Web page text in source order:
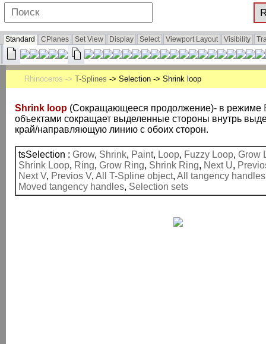
Standard CPlanes Set View Display Select Viewport Layout Visibility
Rhinoceros -> T-Splines -> Selection -> Shrink loop
Shrink loop (Сокращающееся продолжение)- в режиме
объектами сокращает выделенные стороны внутрь
край/направляющую линию c обоих сторон.
tsSelection : Grow, Shrink, Paint, Loop, Fuzzy Loop, Grow
Shrink Loop, Ring, Grow Ring, Shrink Ring, Next U,
Next V, Previos V, All T-Spline object, All tangency handles
Moved tangency handles, Selection sets